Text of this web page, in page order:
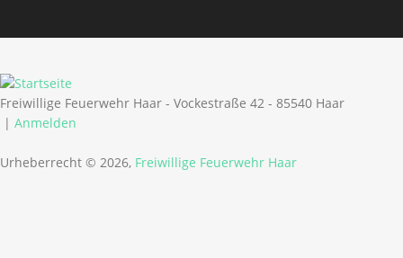
Freiwillige Feuerwehr Haar - Vockestraße 42 - 85540 Haar
| Anmelden
Urheberrecht © 2026, Freiwillige Feuerwehr Haar